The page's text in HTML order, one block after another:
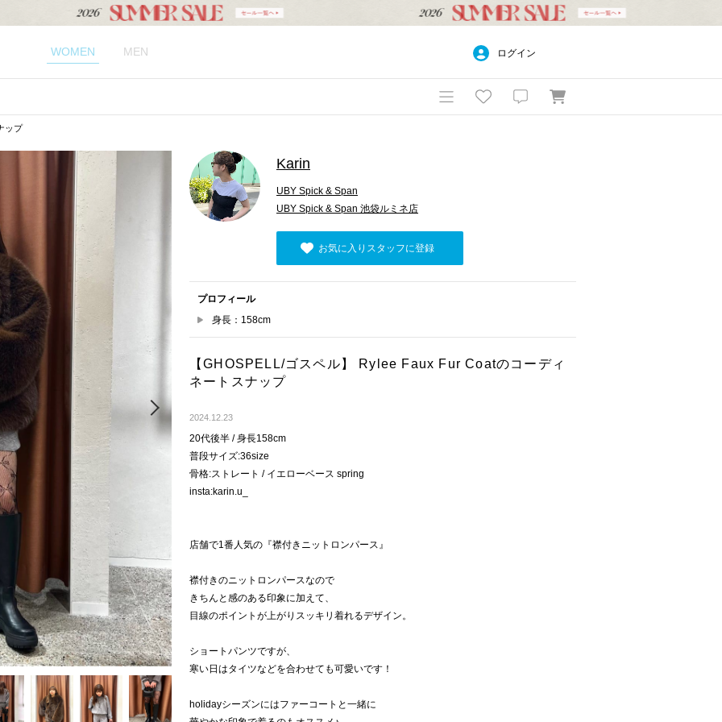
WOMEN MEN ログイン
ップ
Karin
UBY Spick & Span
UBY Spick & Span 池袋ルミネ店
お気に入りスタッフに登録
プロフィール
身長：158cm
【GHOSPELL/ゴスペル】 Rylee Faux Fur Coatのコーディ
ネートスナップ
2024.12.23
20代後半 / 身長158cm
普段サイズ:36size
骨格:ストレート / イエローベース spring
insta:karin.u_
店舗で1番人気の『襟付きニットロンパース』
襟付きのニットロンパースなので
きちんと感のある印象に加えて、
目線のポイントが上がりスッキリ着れるデザイン。
ショートパンツですが、
寒い日はタイツなどを合わせても可愛いです！
holidayシーズンにはファーコートと一緒に